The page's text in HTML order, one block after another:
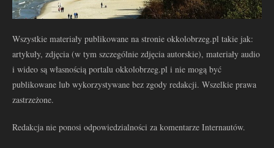
Wszystkie materiały publikowane na stronie okkolobrzeg.pl takie jak:
artykuły, zdjęcia (w tym szczególnie zdjęcia autorskie), materiały audio
i wideo są własnością portalu okkolobrzeg.pl i nie mogą być
publikowane lub wykorzystywane bez zgody redakcji. Wszelkie prawa
zastrzeżone.
Redakcja nie ponosi odpowiedzialności za komentarze Internautów.